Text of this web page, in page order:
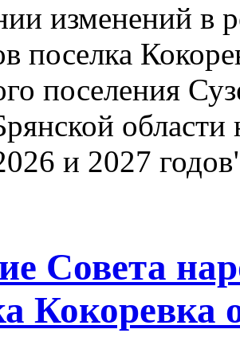
изменений в
поселка
поселения
и 2027
Совета
Кокоревка